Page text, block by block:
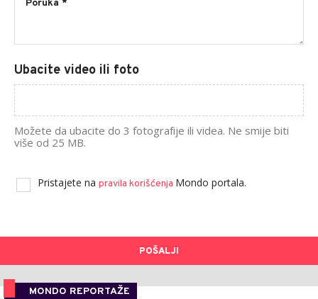
Ubacite video ili foto
Možete da ubacite do 3 fotografije ili videa. Ne smije biti
više od 25 MB.
Pristajete na pravila korišćenja Mondo portala.
POŠALJI
MONDO REPORTAŽE